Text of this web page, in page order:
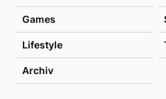
Games
Lifestyle
Archiv